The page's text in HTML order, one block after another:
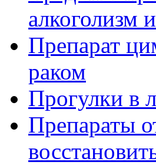
алкоголизм
Препарат
раком
Прогулки в
Препараты